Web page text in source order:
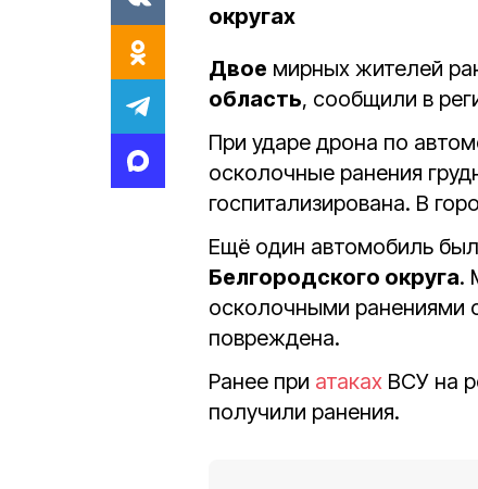
округах
Двое мирных жителей
область, сообщили в
При ударе дрона по
осколочные ранения
госпитализирована. В
Ещё один автомобиль
Белгородского округа.
осколочными ранениями
повреждена.
Ранее при атаках ВСУ на
получили ранения.